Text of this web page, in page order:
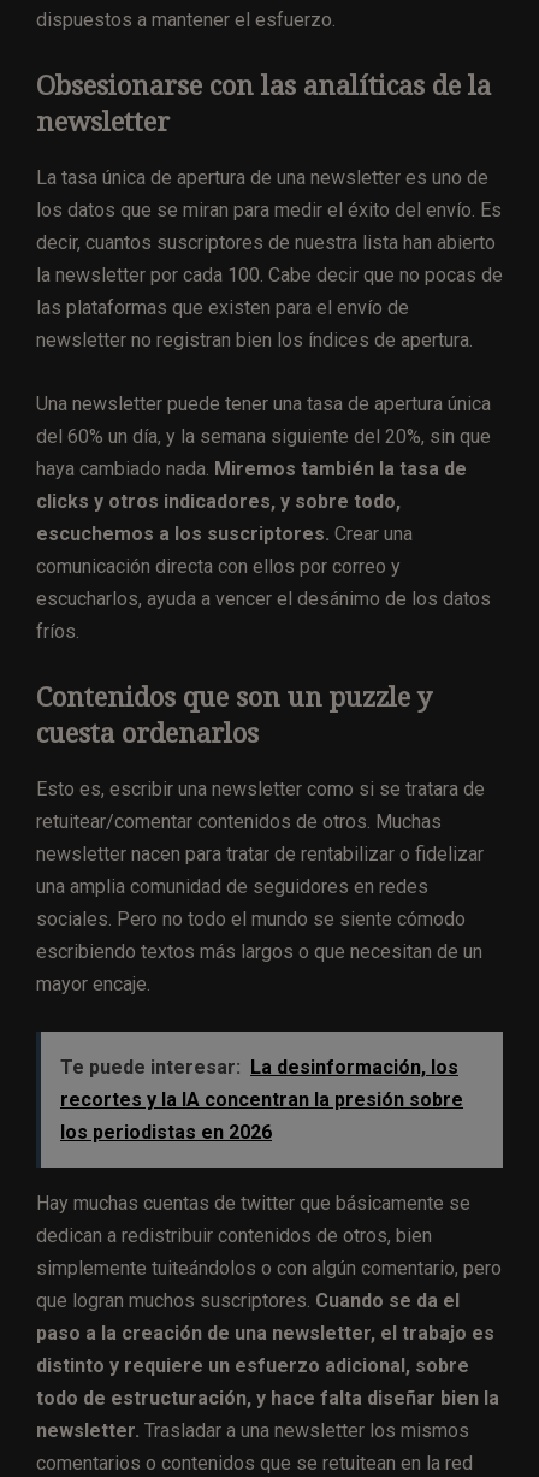
dispuestos a mantener el esfuerzo.
Obsesionarse con las analíticas de la
newsletter
La tasa única de apertura de una newsletter es uno de
los datos que se miran para medir el éxito del envío. Es
decir, cuantos suscriptores de nuestra lista han abierto
la newsletter por cada 100. Cabe decir que no pocas de
las plataformas que existen para el envío de
newsletter no registran bien los índices de apertura.
Una newsletter puede tener una tasa de apertura única
del 60% un día, y la semana siguiente del 20%, sin que
haya cambiado nada. Miremos también la tasa de
clicks y otros indicadores, y sobre todo,
escuchemos a los suscriptores. Crear una
comunicación directa con ellos por correo y
escucharlos, ayuda a vencer el desánimo de los datos
fríos.
Contenidos que son un puzzle y
cuesta ordenarlos
Esto es, escribir una newsletter como si se tratara de
retuitear/comentar contenidos de otros. Muchas
newsletter nacen para tratar de rentabilizar o fidelizar
una amplia comunidad de seguidores en redes
sociales. Pero no todo el mundo se siente cómodo
escribiendo textos más largos o que necesitan de un
mayor encaje.
Te puede interesar:
La desinformación, los
recortes y la IA concentran la presión sobre
los periodistas en 2026
Hay muchas cuentas de twitter que básicamente se
dedican a redistribuir contenidos de otros, bien
simplemente tuiteándolos o con algún comentario, pero
que logran muchos suscriptores. Cuando se da el
paso a la creación de una newsletter, el trabajo es
distinto y requiere un esfuerzo adicional, sobre
todo de estructuración, y hace falta diseñar bien la
newsletter. Trasladar a una newsletter los mismos
comentarios o contenidos que se retuitean en la red